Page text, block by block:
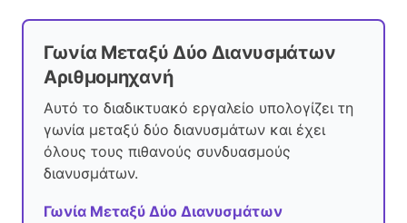
Γωνία Μεταξύ Δύο Διανυσμάτων
Αριθμομηχανή
Αυτό το διαδικτυακό εργαλείο υπολογίζει τη
γωνία μεταξύ δύο διανυσμάτων και έχει
όλους τους πιθανούς συνδυασμούς
διανυσμάτων.
Γωνία Μεταξύ Δύο Διανυσμάτων